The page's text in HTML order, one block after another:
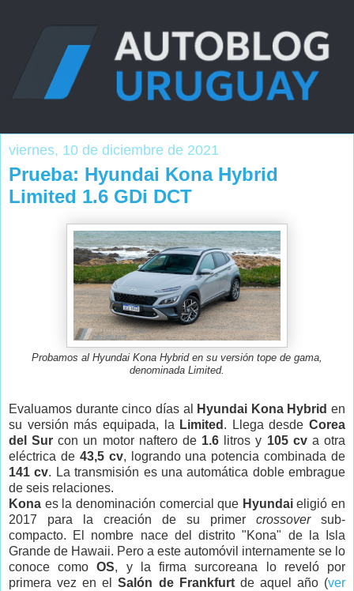
viernes, 10 de diciembre de 2021
Prueba: Hyundai Kona Hybrid
Limited 1.6 GDi DCT
Probamos al Hyundai Kona Hybrid en su versión tope de gama,
denominada Limited.
Evaluamos durante cinco días al Hyundai Kona Hybrid en
su versión más equipada, la Limited . Llega desde Corea
del Sur con un motor naftero de 1.6 litros y 105 cva otra
eléctrica de 43,5 cv, logrando una potencia combinada de
141 cv. La transmisión es una automática doble embrague
de seis relaciones.
Kona es la denominación comercial que Hyundaieligió en
2017 para la creación de su primer crossoversub-
compacto. El nombre nace del distrito "Kona" de la Isla
Grande de Hawaii. Pero a este automóvil internamente se lo
conoce comoOS, y la firma surcoreana lo reveló por
primera vez en elSalón de Frankfurt de aquel año (ver